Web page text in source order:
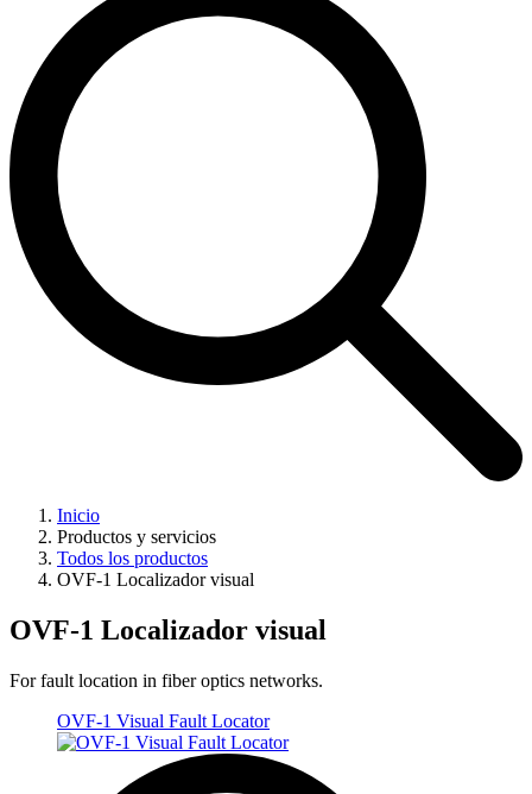
Inicio
Productos y servicios
Todos los productos
OVF-1 Localizador visual
OVF-1 Localizador visual
For fault location in fiber optics networks.
OVF-1 Visual Fault Locator